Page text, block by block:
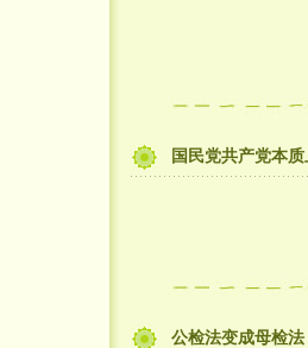
国民党共产党本
公检法变成母检